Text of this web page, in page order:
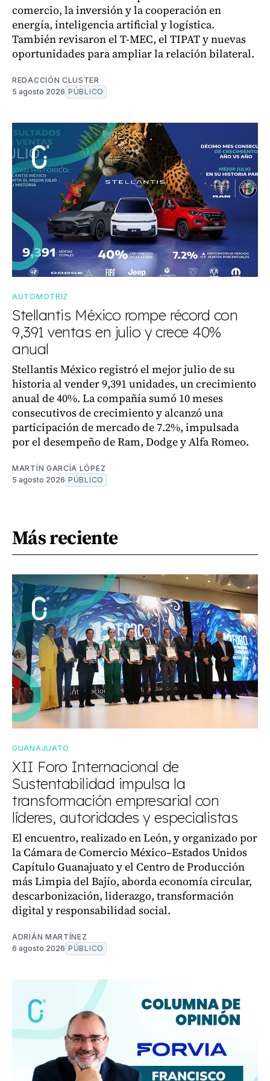
comercio, la inversión y la cooperación en
energía, inteligencia artificial y logística.
También revisaron el T-MEC, el TIPAT y nuevas
oportunidades para ampliar la relación bilateral.
REDACCIÓN CLUSTER
5 agosto 2026 PÚBLICO
AUTOMOTRIZ
Stellantis México rompe récord con
9,391 ventas en julio y crece 40%
anual
Stellantis México registró el mejor julio de su
historia al vender 9,391 unidades, un crecimiento
anual de 40%. La compañía sumó 10 meses
consecutivos de crecimiento y alcanzó una
participación de mercado de 7.2%, impulsada
por el desempeño de Ram, Dodge y Alfa Romeo.
MARTÍN GARCÍA LÓPEZ
5 agosto 2026 PÚBLICO
Más reciente
GUANAJUATO
XII Foro Internacional de
Sustentabilidad impulsa la
transformación empresarial con
líderes, autoridades y especialistas
El encuentro, realizado en León, y organizado por
la Cámara de Comercio México–Estados Unidos
Capítulo Guanajuato y el Centro de Producción
más Limpia del Bajío, aborda economía circular,
descarbonización, liderazgo, transformación
digital y responsabilidad social.
ADRIÁN MARTÍNEZ
6 agosto 2026 PÚBLICO